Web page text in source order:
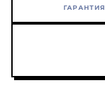
ГАРАНТИЯ